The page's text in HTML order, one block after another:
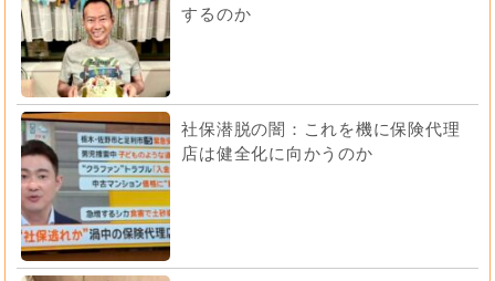
するのか
社保潜脱の闇：これを機に保険代理
店は健全化に向かうのか